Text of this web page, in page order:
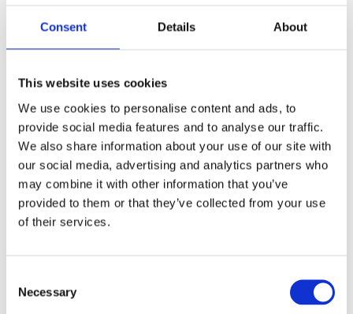
Consent Details About
This website uses cookies
We use cookies to personalise content and ads, to
provide social media features and to analyse our traffic.
We also share information about your use of our site with
our social media, advertising and analytics partners who
may combine it with other information that you’ve
provided to them or that they’ve collected from your use
of their services.
Necessary
Dela med dig
c
b
o
k
Omdömen
Du
Bli den första att lämna ett omdöme.